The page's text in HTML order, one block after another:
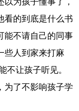
为孩子懂事了，
看的到底是什么书
能不请自己的同事
些人到家来打麻
不让孩子听见。
为了不影响孩子学